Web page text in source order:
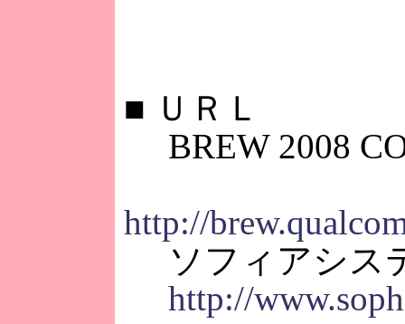
■ ＵＲＬ
BREW 2008
http://
ソフィアシス
http://